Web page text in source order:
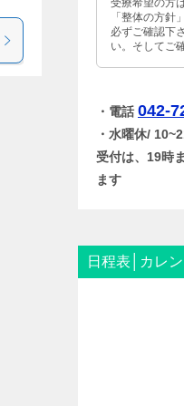
受療希望の方
「整体の方針
必ずご確認下さ
い。そしてご
ご協力のほう
か宜しくお願
します。
・電話 042-
・水曜休/
受付は、19時
ます
日程表│カレ